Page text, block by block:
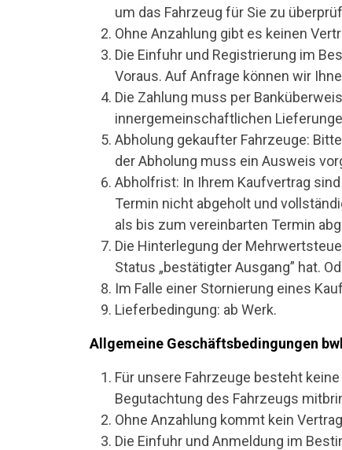
um das Fahrzeug für Sie zu
Ohne Anzahlung gibt es keinen
Die Einfuhr und Registrierung im
Voraus. Auf Anfrage können wir
Die Zahlung muss per
innergemeinschaftlichen
Abholung gekaufter Fahrzeuge:
der Abholung muss ein Ausweis
Abholfrist: In Ihrem Kaufvertrag
Termin nicht abgeholt und
als bis zum vereinbarten Termin
Die Hinterlegung der
Status „bestätigter Ausgang” hat.
Im Falle einer Stornierung eines
Lieferbedingung: ab Werk.
Allgemeine Geschäftsbedingungen
Für unsere Fahrzeuge besteht
Begutachtung des Fahrzeugs
Ohne Anzahlung kommt kein
Die Einfuhr und Anmeldung im